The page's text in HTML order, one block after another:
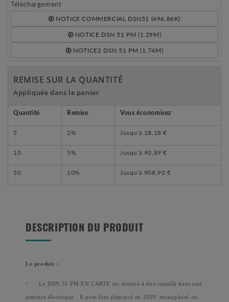
Téléchargement
NOTICE COMMERCIAL DSN51 (496.86K)
NOTICE DSN 51 PM (1.29M)
NOTICE2 DSN 51 PM (1.74M)
REMISE SUR LA QUANTITÉ
Appliquée dans le panier
Quantité Remise Vous économisez
5 2% Jusqu'à 18,18 €
10 5% Jusqu'à 90,89 €
50 10% Jusqu'à 908,90 €
DESCRIPTION DU PRODUIT
Le produit :
- Le DSN 51 PM EN CARTE est destiné à être installé dans une
armoire électrique . Il peut être alimenté en 230V monophasé ou